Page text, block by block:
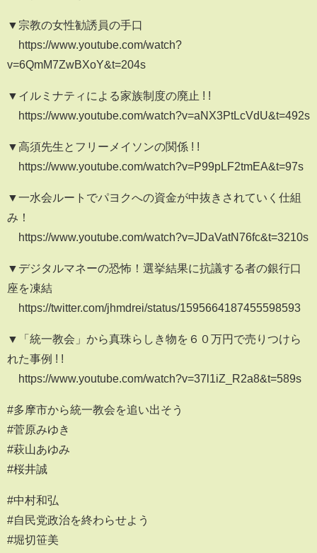
▼宗教の女性勧誘員の手口
https://www.youtube.com/watch?
v=6QmM7ZwBXoY&t=204s
▼イルミナティによる家族制度の廃止 ! !
https://www.youtube.com/watch?v=aNX3PtLcVdU&t=492s
▼高須先生とフリーメイソンの関係 ! !
https://www.youtube.com/watch?v=P99pLF2tmEA&t=97s
▼一水会ルートでパヨクへの資金が中抜きされていく仕組
み！
https://www.youtube.com/watch?v=JDaVatN76fc&t=3210s
▼デジタルマネーの恐怖！選挙結果に抗議する者の銀行口
座を凍結
https://twitter.com/jhmdrei/status/1595664187455598593
▼「統一教会」から真珠らしき物を６０万円で売りつけら
れた事例 ! !
https://www.youtube.com/watch?v=37l1iZ_R2a8&t=589s
#多摩市から統一教会を追い出そう
#菅原みゆき
#萩山あゆみ
#桜井誠
#中村和弘
#自民党政治を終わらせよう
#堀切笹美